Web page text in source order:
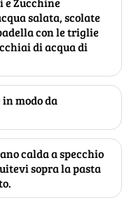
salata, scolate
con le triglie
di acqua di
modo da
calda a specchio
sopra la pasta